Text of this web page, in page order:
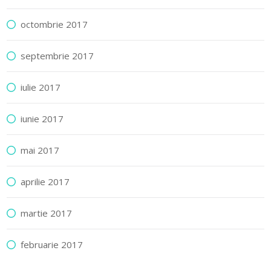
octombrie 2017
septembrie 2017
iulie 2017
iunie 2017
mai 2017
aprilie 2017
martie 2017
februarie 2017